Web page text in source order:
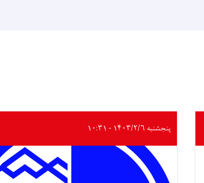
پنجشنبه ۱۴۰۳/۲/۶ - ۱۰:۳۱